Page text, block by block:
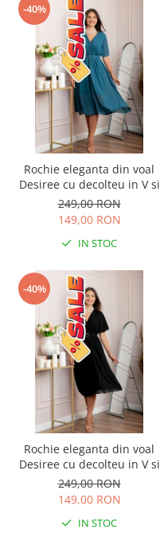
-40%
Rochie eleganta din voal
Desiree cu decolteu in V si
curea - Turcoaz
249,00 RON
149,00 RON
IN STOC
-40%
Rochie eleganta din voal
Desiree cu decolteu in V si
curea - Negru
249,00 RON
149,00 RON
IN STOC